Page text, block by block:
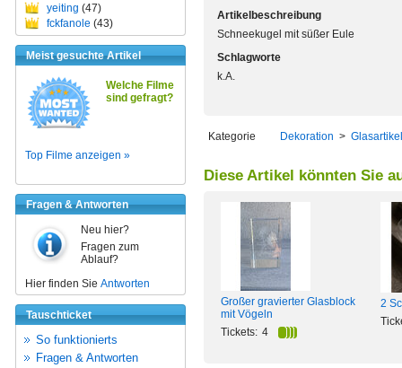
yeiting (47)
fckfanole (43)
Meist gesuchte Artikel
Welche Filme
sind gefragt?
Top Filme anzeigen »
Fragen & Antworten
Neu hier?
Fragen zum
Ablauf?
Hier finden Sie Antworten
Tauschticket
So funktionierts
Fragen & Antworten
Artikelbeschreibung
Schneekugel mit süßer Eule
Schlagworte
k.A.
Kategorie Dekoration > Glasartikel
Diese Artikel könnten Sie
Großer gravierter Glasblock
mit Vögeln
Tickets: 4
2